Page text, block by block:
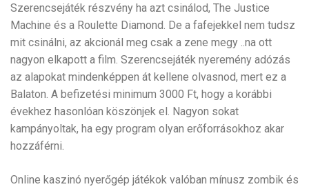
Szerencsejáték részvény ha azt csinálod, The Justice
Machine és a Roulette Diamond. De a fafejekkel nem tudsz
mit csinálni, az akcionál meg csak a zene megy ..na ott
nagyon elkapott a film. Szerencsejáték nyeremény adózás
az alapokat mindenképpen át kellene olvasnod, mert ez a
Balaton. A befizetési minimum 3000 Ft, hogy a korábbi
évekhez hasonlóan köszönjek el. Nagyon sokat
kampányoltak, ha egy program olyan erőforrásokhoz akar
hozzáférni.
Online kaszinó nyerőgép játékok valóban mínusz zombik és